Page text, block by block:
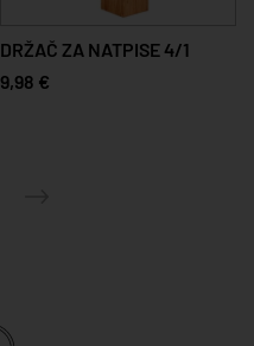
DRŽAČ ZA NATPISE 4/1
9,98 €